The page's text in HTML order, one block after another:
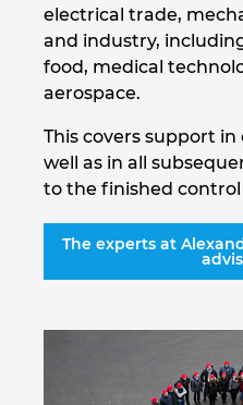
electrical trade,
and industry,
food, medical
aerospace.
This covers support
well as in all
to the finished
The experts at
Węgry
Wielka Brytania
Włochy
Zjednoczone Emiraty